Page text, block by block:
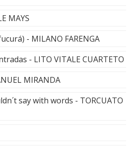
MAYS
- MILANO FARENGA
- LITO VITALE CUARTETO
MIRANDA
say with words - TORCUATO